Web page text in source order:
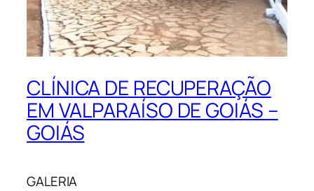
CLÍNICA DE RECUPERAÇÃO
EM VALPARAÍSO DE GOIÁS –
GOIÁS
GALERIA